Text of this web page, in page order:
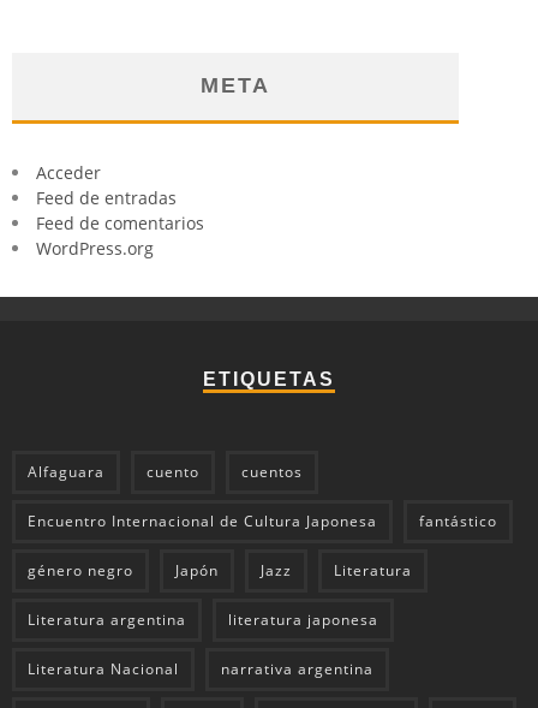
META
Acceder
Feed de entradas
Feed de comentarios
WordPress.org
ETIQUETAS
Alfaguara cuento cuentos
Encuentro Internacional de Cultura Japonesa fantástico
género negro Japón Jazz Literatura
Literatura argentina literatura japonesa
Literatura Nacional narrativa argentina